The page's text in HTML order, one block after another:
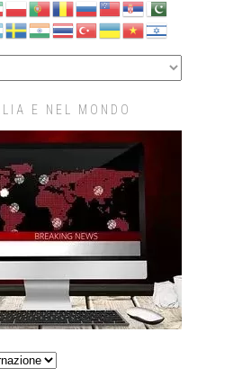
E NEL MONDO